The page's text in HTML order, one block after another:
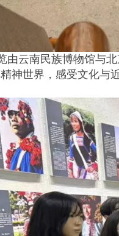
云南民族博物馆与
神世界，感受文化